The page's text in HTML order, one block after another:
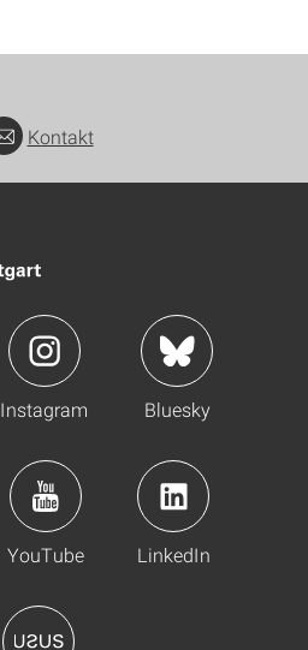
Kontakt
Instagram Bluesky
YouTube LinkedIn